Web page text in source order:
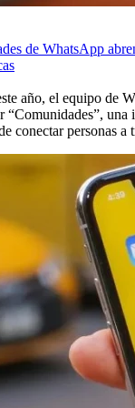
de WhatsApp
año, el equipo de
“Comunidades”,
conectar personas a